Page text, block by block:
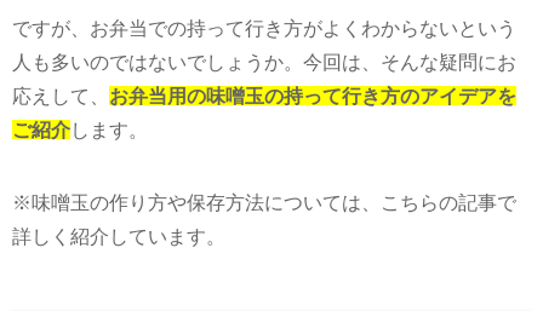
ですが、お弁当での持って行き方がよくわからないという
人も多いのではないでしょうか。今回は、そんな疑問にお
応えして、 お弁当用の味噌玉の持って行き方のアイデアを
ご紹介します。
※味噌玉の作り方や保存方法については、こちらの記事で
詳しく紹介しています。